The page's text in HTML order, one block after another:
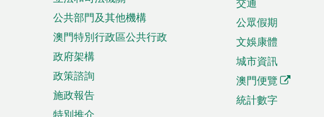
單
公共部門及其他機構
澳門特別行政區公共行政
政府架構
政策諮詢
施政報告
公眾假期
文娛康體
城市資訊
澳門便覽
統計數字